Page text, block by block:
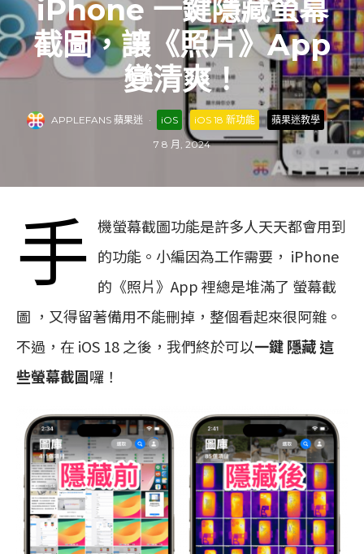
iPhone 一鍵隱藏螢幕
截圖，讓《照片》App
變清爽！
APPLEFANS 蘋果迷 · iOS iOS 18 新功能 蘋果迷教學
·
7 8 月, 2024
手 機螢幕截圖功能是許多人天天都會用到
的功能。小編因為工作需要， iPhone
的《照片》App 裡總是堆滿了 螢幕截
圖 ，又得留著備用不能刪掉，整個看起來很阿雜。
不過，在 iOS 18 之後，我們終於可以一鍵 隱藏 這
些螢幕截圖囉！